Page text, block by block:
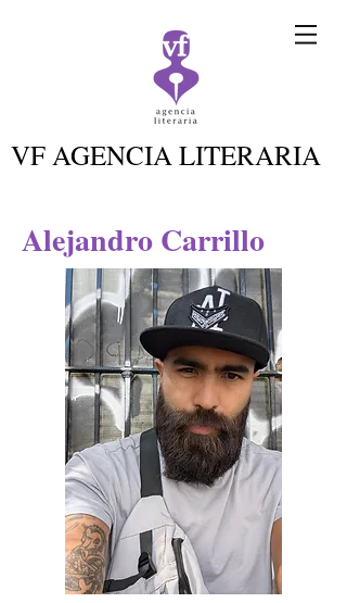
VF AGENCIA LITERARIA
Alejandro Carrillo